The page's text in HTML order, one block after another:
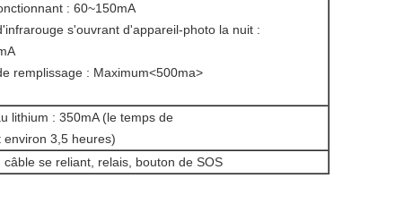
: 60~150mA
s'ouvrant d'appareil-photo la nuit :
remplissage : Maximum<500ma>
lithium : 350mA (le temps de
environ 3,5 heures)
câble se reliant, relais, bouton de SOS